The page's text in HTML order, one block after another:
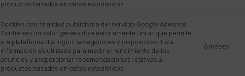
productos basadas en datos estadísticos.
Cookies con finalidad publicitaria del servicio Google Adwords.
Contienen un valor generado aleatoriamente único que permite
a la plataforma distinguir navegadores y dispositivos. Esta
información es utilizada para medir el rendimiento de los
anuncios y proporcionar recomendaciones relativas a
productos basadas en datos estadísticos.
6 meses